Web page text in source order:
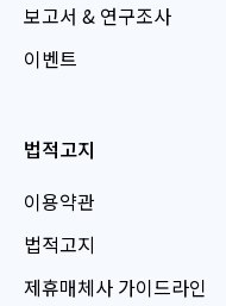
보고서 & 연구조사
이벤트
법적고지
이용약관
법적고지
제휴매체사 가이드라인